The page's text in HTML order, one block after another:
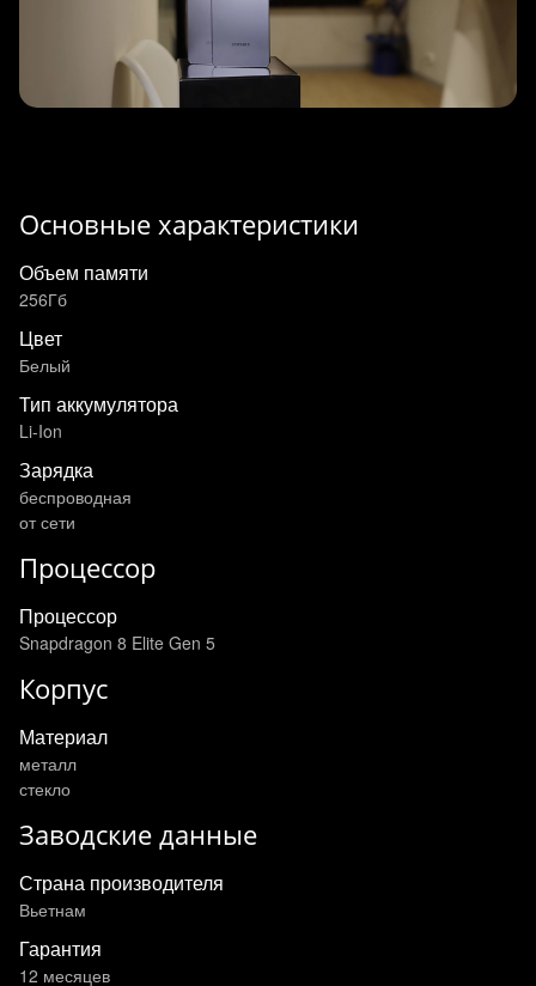
Основные характеристики
Объем памяти
256Гб
Цвет
Белый
Тип аккумулятора
Li-Ion
Зарядка
беспроводная
от сети
Процессор
Процессор
Snapdragon 8 Elite Gen 5
Корпус
Материал
металл
стекло
Заводские данные
Страна производителя
Вьетнам
Гарантия
12 месяцев